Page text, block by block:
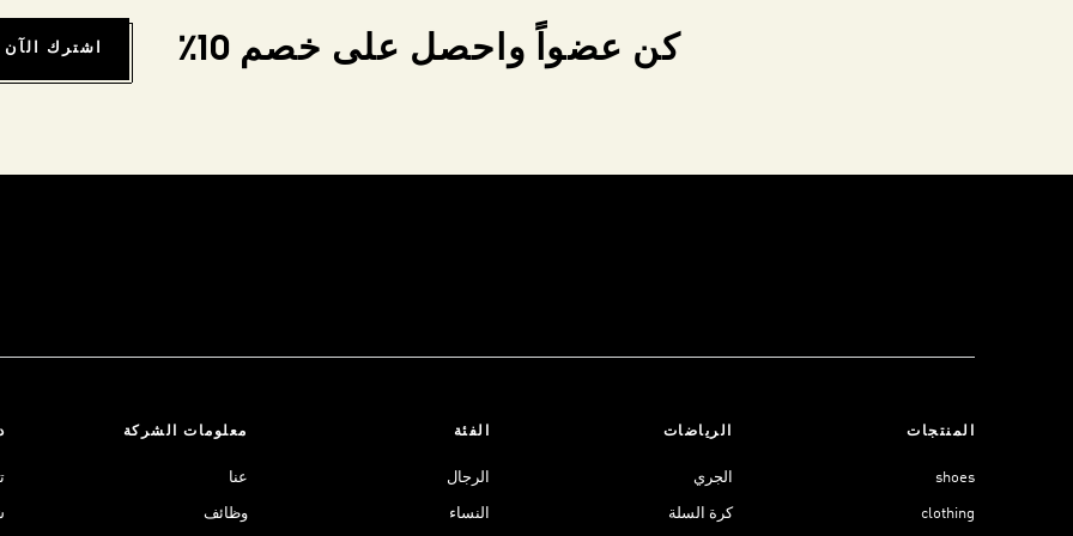
كن عضواً واحصل على خصم 10٪ اشترك الآن
المنتجات
shoes
clothing
الرياضات
الجري
كرة السلة
الفئة
الرجال
النساء
معلومات الشركة
عنا
وظائف